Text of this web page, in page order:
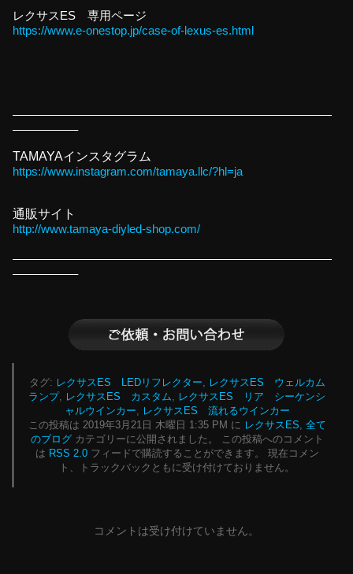
レクサスES 専用ページ
https://www.e-onestop.jp/case-of-lexus-es.html
———————————————————————————
—————–
TAMAYAインスタグラム
https://www.instagram.com/tamaya.llc/?hl=ja
通販サイト
http://www.tamaya-diyled-shop.com/
———————————————————————————
—————–
タグ: レクサスES LEDリフレクター
レクサスES ウェルカム
ランプ, レクサスES カスタム
レクサスES リア シーケンシ
ャルウインカー
レクサスES 流れるウインカー
この投稿は 2019年3月21日 木曜日 1:35 PM に レクサスES
全て
のブログカテゴリーに公開されました。 この投稿へのコメント
は RSS 2.0フィードで購読することができます。 現在コメン
ト、トラックバックともに受け付けておりません。
コメントは受け付けていません。